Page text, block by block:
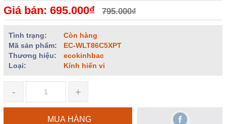
Giá bán: 695.000₫ 795.000₫
Tình trạng:
Còn hàng
Mã sản phẩm:
EC-WLT86C5XPT
Thương hiệu:
ecokinhbac
Loại:
Kính hiển vi
- +
MUA HÀNG